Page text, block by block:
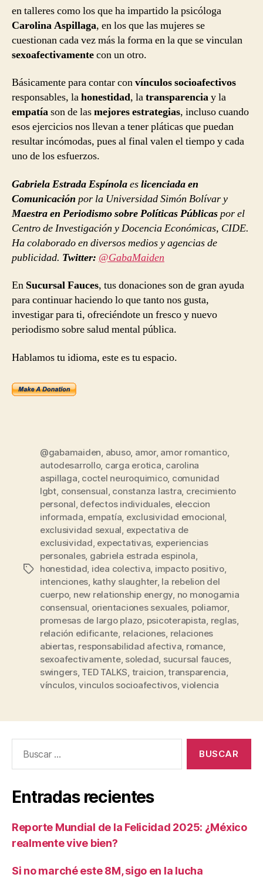
en talleres como los que ha impartido la psicóloga
Carolina Aspillaga, en los que las mujeres se
cuestionan cada vez más la forma en la que se vinculan
sexoafectivamentecon un otro.
Básicamente para contar convínculos socioafectivos
responsables, lahonestidad, latransparenciay la
empatíason de lasmejores estrategias, incluso cuando
esos ejercicios nos llevan a tener pláticas que puedan
resultar incómodas, pues al final valen el tiempo y cada
uno de los esfuerzos.
Gabriela Estrada Espínolaeslicenciada en
Comunicación por la Universidad Simón Bolívar y
Maestra en Periodismo sobre Políticas Públicaspor el
Centro de Investigación y Docencia Económicas, CIDE.
Ha colaborado en diversos medios y agencias de
publicidad. Twitter: @GabaMaiden
En Sucursal Fauces, tus donaciones son de gran ayuda
para continuar haciendo lo que tanto nos gusta,
investigar para ti, ofreciéndote un fresco y nuevo
periodismo sobre salud mental pública.
Hablamos tu idioma, este es tu espacio.
Etiquetas
@gabamaiden, abuso, amor, amor romantico,
autodesarrollo, carga erotica, carolina
aspillaga, coctel neuroquimico, comunidad
lgbt, consensual, constanza lastra, crecimiento
personal, defectos individuales, eleccion
informada, empatía, exclusividad emocional,
exclusividad sexual, expectativa de
exclusividad, expectativas, experiencias
personales, gabriela estrada espinola,
honestidad, idea colectiva, impacto positivo,
intenciones, kathy slaughter, la rebelion del
cuerpo, new relationship energy, no monogamia
consensual, orientaciones sexuales, poliamor,
promesas de largo plazo, psicoterapista, reglas,
relación edificante, relaciones, relaciones
abiertas, responsabilidad afectiva, romance,
sexoafectivamente, soledad, sucursal fauces,
swingers, TED TALKS, traicion,transparencia,
vínculos,vinculos socioafectivos,violencia
Entradas recientes
Reporte Mundial de la Felicidad 2025: ¿México
realmente vive bien?
Si no marché este 8M, sigo en la lucha